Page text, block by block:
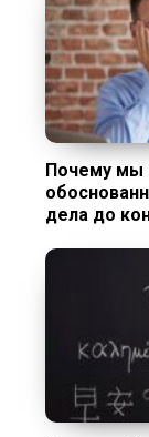
Почему мы
дела до